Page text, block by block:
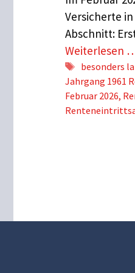
Versicherte
Abschnitt:
Weiterlesen
besonders
Jahrgang 1961
Februar 2026,